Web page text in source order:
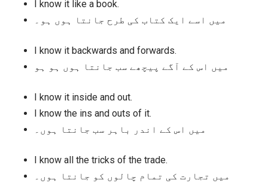
I know it like a book.
میں اسے ایک کتاب کی طرح جانتا ہوں ہو۔
I know it backwards and forwards.
میں اس کے آگے پیچھے سب جانتا ہوں ہو ہو
I know it inside and out.
I know the ins and outs of it.
میں اس کے اندر باہر سب جانتا ہوں۔
I know all the tricks of the trade.
میں تجارت کی تمام چالوں کو جانتا ہوں۔